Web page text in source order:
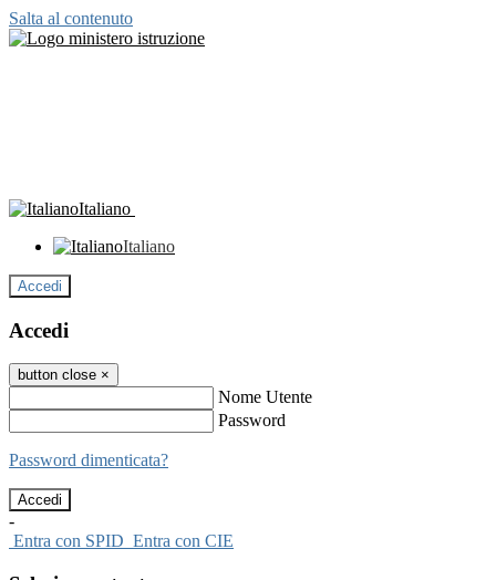
Salta al contenuto
Italiano
Italiano
Accedi
Accedi
button close ×
Nome Utente
Password
Password dimenticata?
-
Entra con SPID Entra con CIE